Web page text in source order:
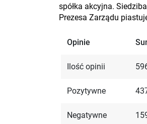
spółka akcyjna.
Prezesa Zarządu
Opinie
Ilość opinii
Pozytywne
Negatywne